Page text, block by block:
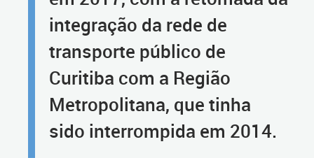
integração da rede de
transporte público de
Curitiba com a Região
Metropolitana, que tinha
sido interrompida em 2014.